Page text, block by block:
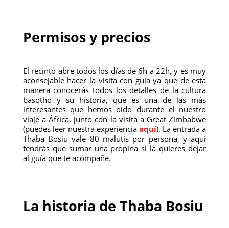
Permisos y precios
El recinto abre todos los días de 6h a 22h, y es muy
aconsejable hacer la visita con guía ya que de esta
manera conocerás todos los detalles de la cultura
basotho y su historia, que es una de las más
interesantes que hemos oído durante el nuestro
viaje a África, junto con la visita a Great Zimbabwe
(puedes leer nuestra experienciaaquí). La entrada a
Thaba Bosiu vale 80 malutis por persona, y aquí
tendrás que sumar una propina si la quieres dejar
al guía que te acompañe.
La historia de Thaba Bosiu